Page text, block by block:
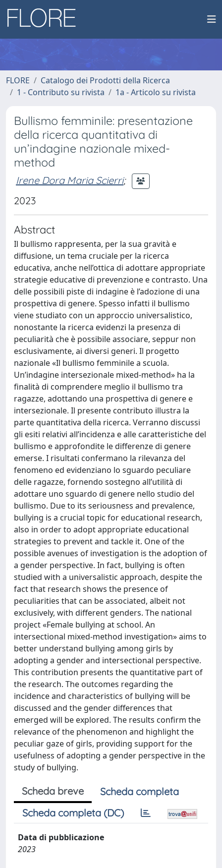
FLORE
Catalogo dei Prodotti della Ricerca
1 - Contributo su rivista
1a - Articolo su rivista
Bullismo femminile: presentazione
della ricerca quantitativa di
un’indagine nazionale mixed-
method
Irene Dora Maria Scierri;
2023
Abstract
Il bullismo rappresenta, per la sua gravità e
diffusione, un tema cruciale per la ricerca
educativa, anche nell’ottica di adottare appropriate
strategie educative di prevenzione e contrasto. Una
delle possibili piste di indagine è l’adozione di una
prospettiva di genere. Spesso infatti il bullismo
viene studiato con un approccio universalistico,
nonostante la ricerca evidenzi la presenza di
peculiarità che è possibile associare, seppur non
esclusivamente, ai diversi generi. Il progetto
nazionale «Il bullismo femminile a scuola.
Un’indagine intersezionale mixed-method» ha la
finalità di comprendere meglio il bullismo tra
ragazze, adottando una prospettiva di genere e
intersezionale. Il presente contributo illustra la
parte quantitativa della ricerca. Verranno discussi
gli esiti relativi all’incidenza e alle caratteristiche del
bullismo e approfondite le differenze di genere
emerse. I risultati confermano la rilevanza del
fenomeno ed evidenziano lo sguardo peculiare
delle ragazze, fornendo sostegno all’utilità di
adottare uno sguardo di genere nello studio del
bullismo. Due to its seriousness and prevalence,
bullying is a crucial topic for educational research,
also in order to adopt appropriate educational
strategies to prevent and tackle it. One of the
possible avenues of investigation is the adoption of
a gender perspective. In fact, bullying is often
studied with a universalistic approach, despite the
fact that research shows the presence of
peculiarities that can be associated, albeit not
exclusively, with different genders. The national
project «Female bullying at school. An
intersectional mixed-method investigation» aims to
better understand bullying among girls by
adopting a gender and intersectional perspective.
This contribution presents the quantitative part of
the research. The outcomes regarding the
incidence and characteristics of bullying will be
discussed and the gender differences that
emerged will be explored. The results confirm the
relevance of the phenomenon and highlight the
peculiar gaze of girls, providing support for the
usefulness of adopting a gender perspective in the
study of bullying.
Scheda breve
Scheda completa
Scheda completa (DC)
Data di pubblicazione
2023